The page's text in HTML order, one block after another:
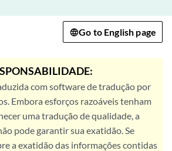
Go to English page
com software de tradução por
Embora esforços razoáveis tenham
uma tradução de qualidade, a
pode garantir sua exatidão. Se
a exatidão das informações contidas